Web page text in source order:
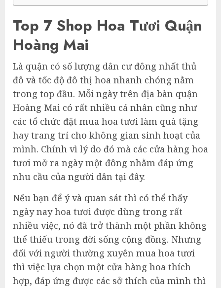
Top 7 Shop Hoa Tươi Quận
Hoàng Mai
Là quận có số lượng dân cư đông nhất thủ
đô và tốc độ đô thị hoa nhanh chóng nằm
trong top đầu. Mỗi ngày trên địa bàn quận
Hoàng Mai có rất nhiều cá nhân cũng như
các tổ chức đặt mua hoa tươi làm quà tặng
hay trang trí cho không gian sinh hoạt của
mình. Chính vì lý do đó mà các cửa hàng hoa
tươi mở ra ngày một đông nhằm đáp ứng
nhu cầu của người dân tại đây.
Nếu bạn để ý và quan sát thì có thể thấy
ngày nay hoa tươi được dùng trong rất
nhiều việc, nó đã trở thành một phần không
thể thiếu trong đời sống cộng đồng. Nhưng
đối với người thường xuyên mua hoa tươi
thì việc lựa chọn một cửa hàng hoa thích
hợp, đáp ứng được các sở thích của mình thì